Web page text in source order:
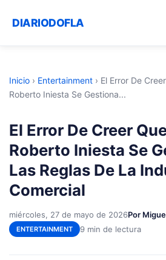
DIARIODOFLA
Inicio › Entertainment › El Error De
Roberto Iniesta Se Gestiona...
El Error De Creer
Roberto Iniesta Se
Las Reglas De La
Comercial
miércoles, 27 de mayo de 2026Por
ENTERTAINMENT 9 min de lectura